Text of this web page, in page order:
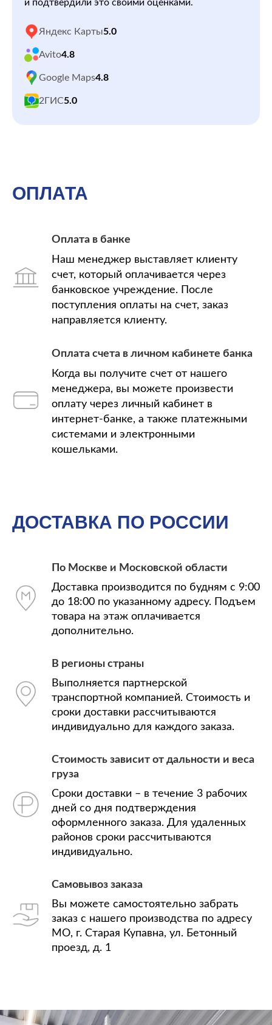
и подтвердили это своими оценками.
Яндекс Карты5.0
Avito4.8
Google Maps4.8
2ГИС5.0
ОПЛАТА
Оплата в банке
Наш менеджер выставляет клиенту
счет, который оплачивается через
банковское учреждение. После
поступления оплаты на счет, заказ
направляется клиенту.
Оплата счета в личном кабинете банка
Когда вы получите счет от нашего
менеджера, вы можете произвести
оплату через личный кабинет в
интернет-банке, а также платежными
системами и электронными
кошельками.
ДОСТАВКА ПО РОССИИ
По Москве и Московской области
Доставка производится по будням с 9:00
до 18:00 по указанному адресу. Подъем
товара на этаж оплачивается
дополнительно.
В регионы страны
Выполняется партнерской
транспортной компанией. Стоимость и
сроки доставки рассчитываются
индивидуально для каждого заказа.
Стоимость зависит от дальности и веса
груза
Сроки доставки – в течение 3 рабочих
дней со дня подтверждения
оформленного заказа. Для удаленных
районов сроки рассчитываются
индивидуально.
Самовывоз заказа
Вы можете самостоятельно забрать
заказ с нашего производства по адресу
МО, г. Старая Купавна, ул. Бетонный
проезд, д. 1